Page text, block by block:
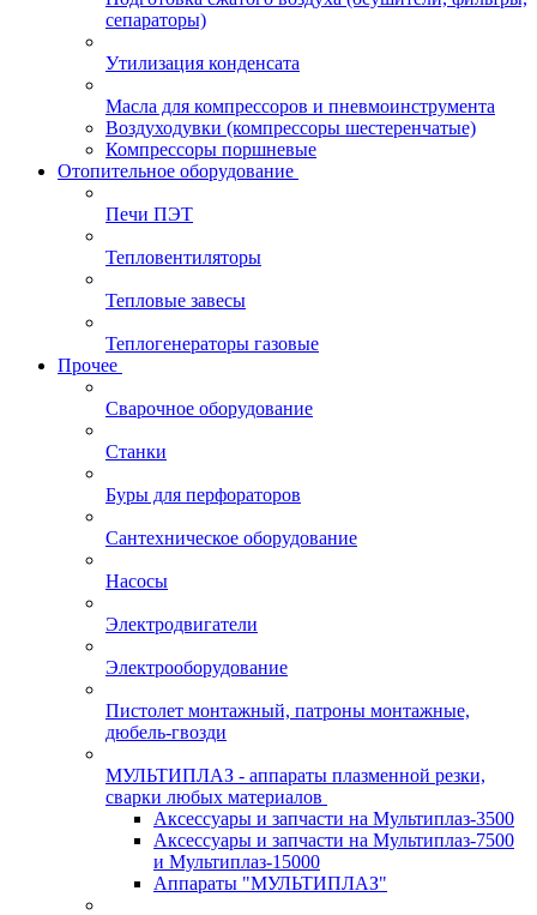
сепараторы)
Утилизация конденсата
Масла для компрессоров и пневмоинструмента
Воздуходувки (компрессоры шестеренчатые)
Компрессоры поршневые
Отопительное оборудование
Печи ПЭТ
Тепловентиляторы
Тепловые завесы
Теплогенераторы газовые
Прочее
Сварочное оборудование
Станки
Буры для перфораторов
Сантехническое оборудование
Насосы
Электродвигатели
Электрооборудование
Пистолет монтажный, патроны монтажные,
дюбель-гвозди
МУЛЬТИПЛАЗ - аппараты плазменной резки,
сварки любых материалов
Аксессуары и запчасти на Мультиплаз-3500
Аксессуары и запчасти на Мультиплаз-7500
и Мультиплаз-15000
Аппараты "МУЛЬТИПЛАЗ"